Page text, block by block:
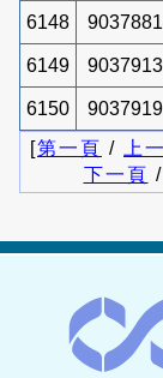
6148
6149
6150
[第一頁 / 上
下一頁 /